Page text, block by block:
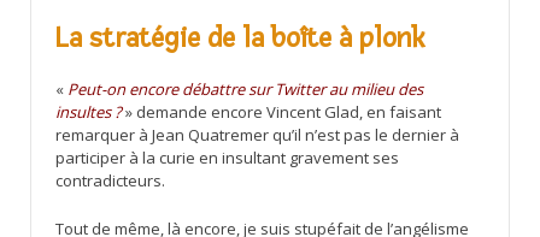
La stratégie de la boîte à plonk
« Peut-on encore débattre sur Twitter au milieu des
insultes ?» demande encore Vincent Glad, en faisant
remarquer à Jean Quatremer qu’il n’est pas le dernier à
participer à la curie en insultant gravement ses
contradicteurs.
Tout de même, là encore, je suis stupéfait de l’angélisme